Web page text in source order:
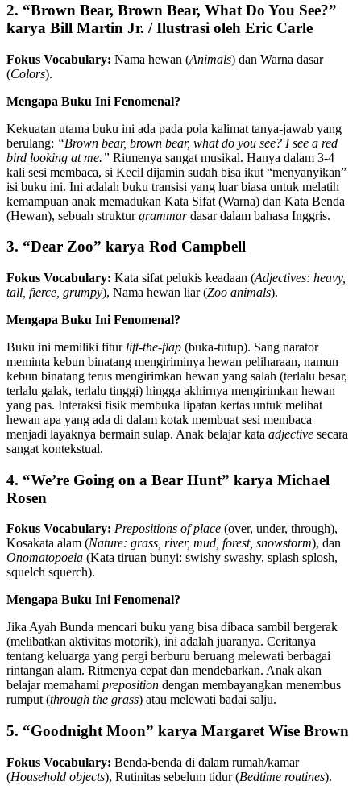
2. “Brown Bear, Brown Bear, What Do You See?”
karya Bill Martin Jr. / Ilustrasi oleh Eric Carle
Fokus Vocabulary: Nama hewan (Animals) dan Warna dasar
(Colors).
Mengapa Buku Ini Fenomenal?
Kekuatan utama buku ini ada pada pola kalimat tanya-jawab yang
berulang: “Brown bear, brown bear, what do you see? I see a red
bird looking at me.” Ritmenya sangat musikal. Hanya dalam 3-4
kali sesi membaca, si Kecil dijamin sudah bisa ikut “menyanyikan”
isi buku ini. Ini adalah buku transisi yang luar biasa untuk melatih
kemampuan anak memadukan Kata Sifat (Warna) dan Kata Benda
(Hewan), sebuah strukturgrammardasar dalam bahasa Inggris.
3. “Dear Zoo” karya Rod Campbell
Fokus Vocabulary: Kata sifat pelukis keadaan (Adjectives: heavy,
tall, fierce, grumpy), Nama hewan liar (Zoo animals).
Mengapa Buku Ini Fenomenal?
Buku ini memiliki fitur lift-the-flap (buka-tutup). Sang narator
meminta kebun binatang mengiriminya hewan peliharaan, namun
kebun binatang terus mengirimkan hewan yang salah (terlalu besar,
terlalu galak, terlalu tinggi) hingga akhirnya mengirimkan hewan
yang pas. Interaksi fisik membuka lipatan kertas untuk melihat
hewan apa yang ada di dalam kotak membuat sesi membaca
menjadi layaknya bermain sulap. Anak belajar kata adjective secara
sangat kontekstual.
4. “We’re Going on a Bear Hunt” karya Michael
Rosen
Fokus Vocabulary: Prepositions of place (over, under, through),
Kosakata alam (Nature: grass, river, mud, forest, snowstorm), dan
Onomatopoeia (Kata tiruan bunyi: swishy swashy, splash splosh,
squelch squerch).
Mengapa Buku Ini Fenomenal?
Jika Ayah Bunda mencari buku yang bisa dibaca sambil bergerak
(melibatkan aktivitas motorik), ini adalah juaranya. Ceritanya
tentang keluarga yang pergi berburu beruang melewati berbagai
rintangan alam. Ritmenya cepat dan mendebarkan. Anak akan
belajar memahami preposition dengan membayangkan menembus
rumput (through the grass) atau melewati badai salju.
5. “Goodnight Moon” karya Margaret Wise Brown
Fokus Vocabulary: Benda-benda di dalam rumah/kamar
(Household objects), Rutinitas sebelum tidur (Bedtime routines).